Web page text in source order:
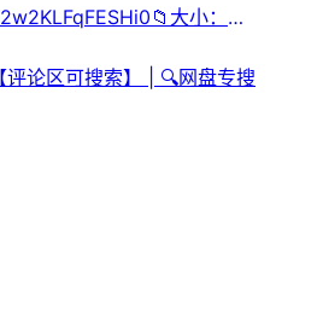
#瑞克和莫蒂第九季 #
大小：
论区可搜索】 | 🔍网盘专搜